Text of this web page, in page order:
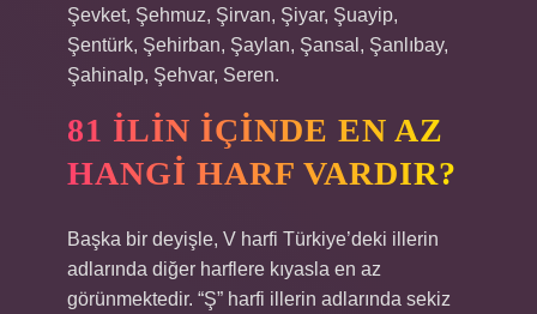
Şevket, Şehmuz, Şirvan, Şiyar, Şuayip,
Şentürk, Şehirban, Şaylan, Şansal, Şanlıbay,
Şahinalp, Şehvar, Seren.
81 ILIN IÇINDE EN AZ
HANGI HARF VARDIR?
Başka bir deyişle, V harfi Türkiye’deki illerin
adlarında diğer harflere kıyasla en az
görünmektedir. “Ş” harfi illerin adlarında sekiz